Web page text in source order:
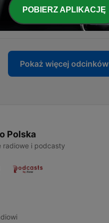
niteczce
Pokaż więcej odcinków
Polska
radiowe i podcasty
POBIERZ APLIKACJĘ